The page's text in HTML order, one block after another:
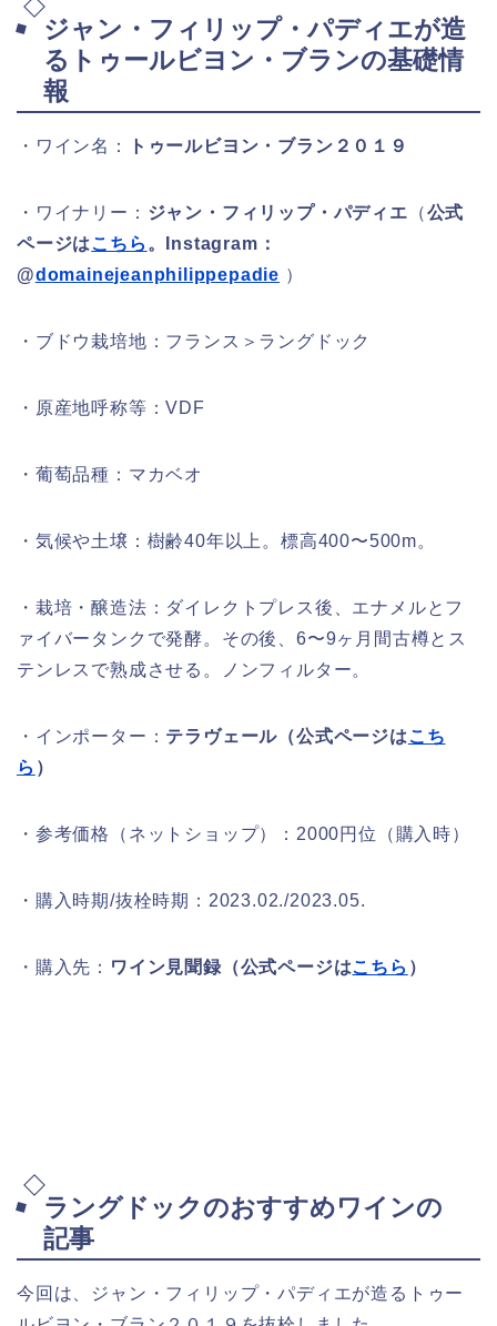
ジャン・フィリップ・パディエが造
るトゥールビヨン・ブランの基礎情
報
・ワイン名： トゥールビヨン・ブラン２０１９
・ワイナリー： ジャン・フィリップ・パディエ （公式
ページは こちら 。Instagram：
@domainejeanphilippepadie ）
・ブドウ栽培地：フランス＞ラングドック
・原産地呼称等：VDF
・葡萄品種：マカベオ
・気候や土壌：樹齢40年以上。標高400〜500m。
・栽培・醸造法：ダイレクトプレス後、エナメルとフ
ァイバータンクで発酵。その後、6〜9ヶ月間古樽とス
テンレスで熟成させる。ノンフィルター。
・インポーター： テラヴェール（公式ページは こち
ら ）
・参考価格（ネットショップ）：2000円位（購入時）
・購入時期/抜栓時期：2023.02./2023.05.
・購入先： ワイン見聞録（公式ページはこちら ）
ラングドックのおすすめワインの
記事
今回は、ジャン・フィリップ・パディエが造るトゥー